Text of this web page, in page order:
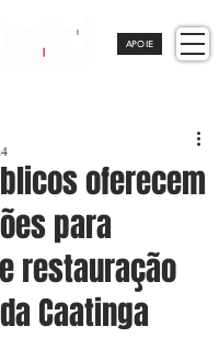
APOIE
oferecem
para
restauração
Caatinga